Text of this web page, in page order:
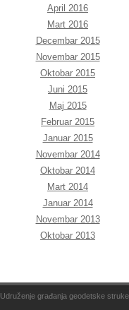
April 2016
Mart 2016
Decembar 2015
Novembar 2015
Oktobar 2015
Juni 2015
Maj 2015
Februar 2015
Januar 2015
Novembar 2014
Oktobar 2014
Mart 2014
Januar 2014
Novembar 2013
Oktobar 2013
Udruženje građanja geodetske